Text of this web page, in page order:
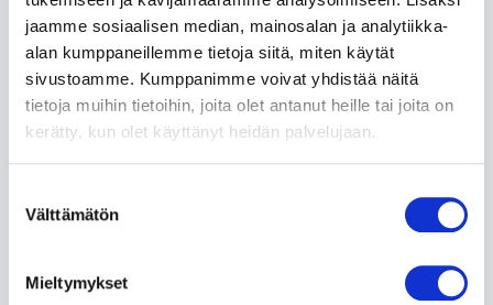
jaamme sosiaalisen median, mainosalan ja analytiikka-
alan kumppaneillemme tietoja siitä, miten käytät
sivustoamme. Kumppanimme voivat yhdistää näitä
tietoja muihin tietoihin, joita olet antanut heille tai joita on
kerätty, kun olet käyttänyt heidän palvelujaan.
valinta
Välttämätön
Mieltymykset
Finnkino Oy on Suomen suurin elokuvateatteriketju.
Finnkinolla on Suomessa yhdellätoista
paikkakunnalla kaikkiaan 15 elokuvateatteria, joissa
on yhteensä 104 salia.